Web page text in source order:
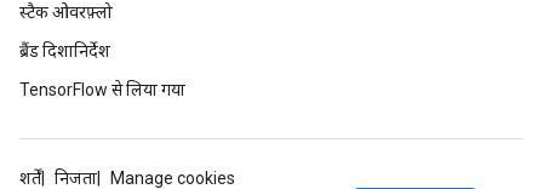
स्टैक ओवरफ़्लो
ब्रैंड दिशानिर्देश
TensorFlow से लिया गया
शर्तें निजता
Manage cookies